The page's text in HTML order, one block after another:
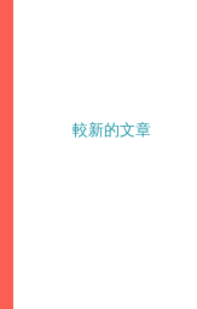
較新的文章